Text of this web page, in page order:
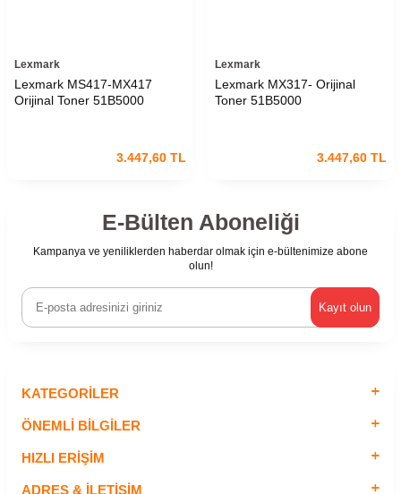
Lexmark
Lexmark MS417-MX417
Orijinal Toner 51B5000
3.447,60 TL
Lexmark
Lexmark MX317- Orijinal
Toner 51B5000
3.447,60 TL
E-Bülten Aboneliği
Kampanya ve yeniliklerden haberdar olmak için e-bültenimize abone
olun!
Kayıt olun
KATEGORILER
ÖNEMLI BILGILER
HIZLI ERIŞIM
ADRES & İLETIŞIM